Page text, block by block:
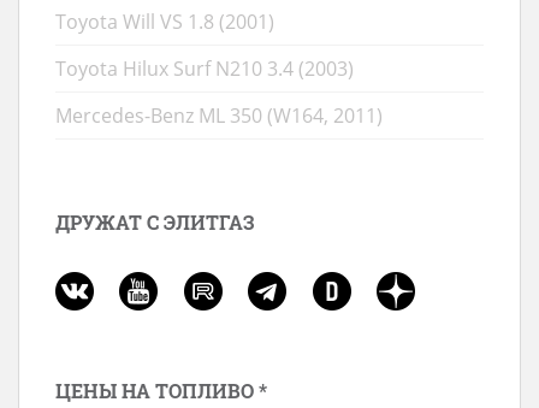
Toyota Will VS 1.8 (2001)
Toyota Hilux Surf N210 3.4 (2003)
Mercedes-Benz ML 350 (W164, 2011)
ДРУЖАТ С ЭЛИТГАЗ
ЦЕНЫ НА ТОПЛИВО *